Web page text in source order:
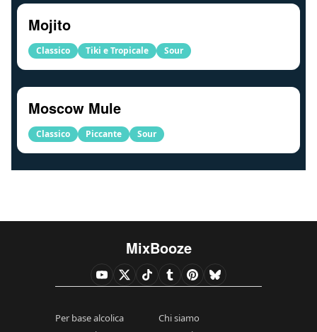
Mojito
Classico Tiki e Tropicale Sour
Moscow Mule
Classico Piccante Sour
MixBooze
Per base alcolica
Chi siamo